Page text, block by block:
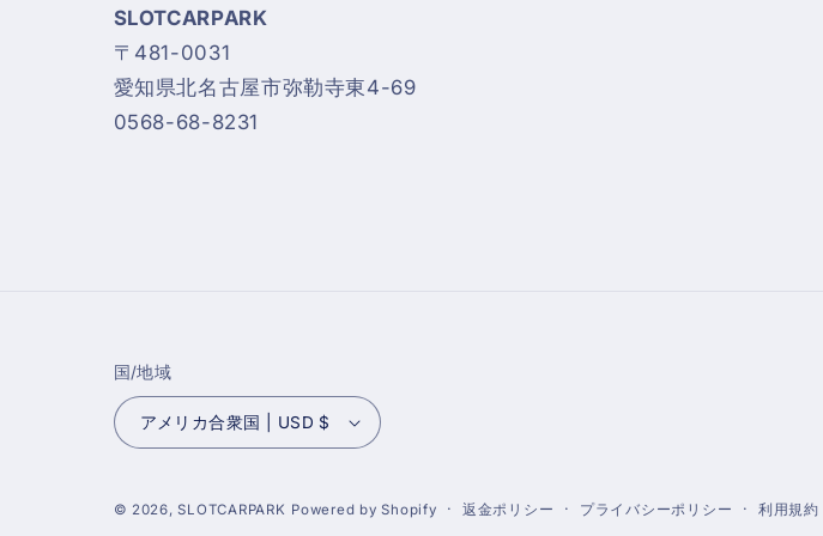
SLOTCARPARK
〒481-0031
愛知県北名古屋市弥勒寺東4-69
0568-68-8231
国/地域
アメリカ合衆国 | USD $
© 2026,SLOTCARPARK Powered by Shopify 返金ポリシー プライバシーポリシー 利用規約